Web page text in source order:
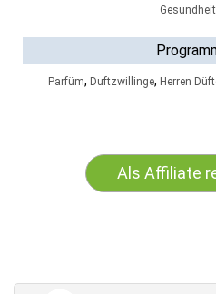
Parfüm, Duftzwillinge, Herren
Als Affiliate